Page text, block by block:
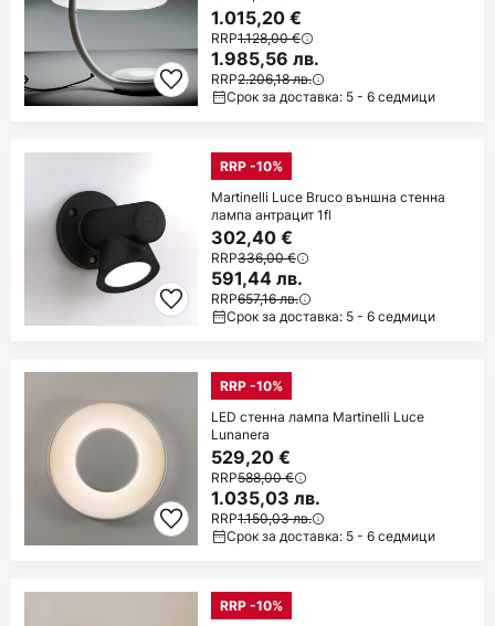
1.015,20 €
RRP1.128,00 €
1.985,56 лв.
RRP2.206,18 лв.
Срок за доставка: 5 - 6 седмици
RRP -10%
Martinelli Luce Bruco външна стенна
лампа антрацит 1fl
302,40 €
RRP336,00 €
591,44 лв.
RRP657,16 лв.
Срок за доставка: 5 - 6 седмици
RRP -10%
LED стенна лампа Martinelli Luce
Lunanera
529,20 €
RRP588,00 €
1.035,03 лв.
RRP1.150,03 лв.
Срок за доставка: 5 - 6 седмици
RRP -10%